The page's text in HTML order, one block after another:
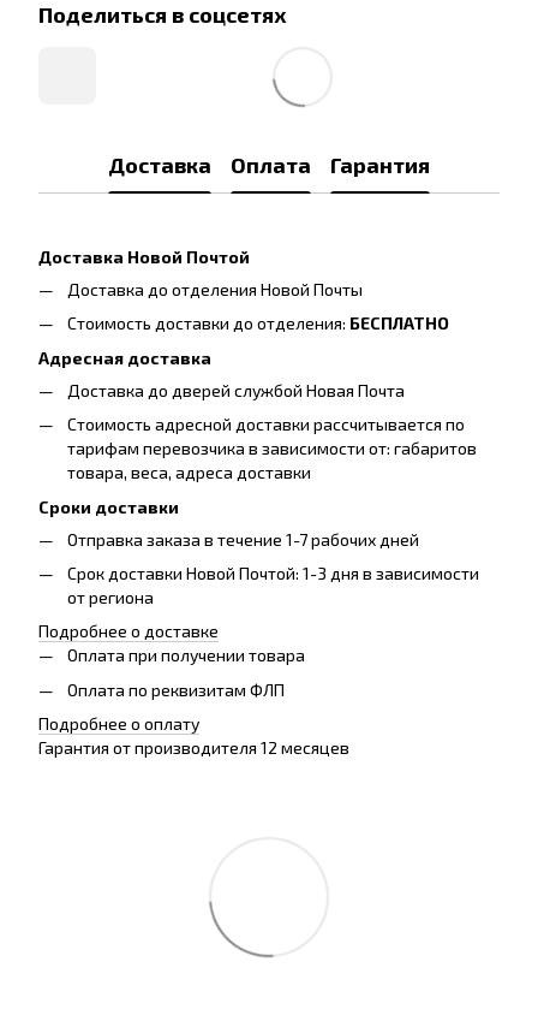
Поделиться в соцсетях
Доставка Оплата Гарантия
Доставка Новой Почтой
Доставка до отделения Новой Почты
Стоимость доставки до отделения: БЕСПЛАТНО
Адресная доставка
Доставка до дверей службой Новая Почта
Стоимость адресной доставки рассчитывается по
тарифам перевозчика в зависимости от: габаритов
товара, весa, адреса доставки
Сроки доставки
Отправка заказа в течение 1-7 рабочих дней
Срок доставки Новой Почтой: 1-3 дня в зависимости
от региона
Подробнее о доставке
Оплата при получении товара
Оплата по реквизитам ФЛП
Подробнее о оплату
Гарантия от производителя 12 месяцев